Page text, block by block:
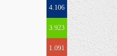
4.106
3.923
1.091